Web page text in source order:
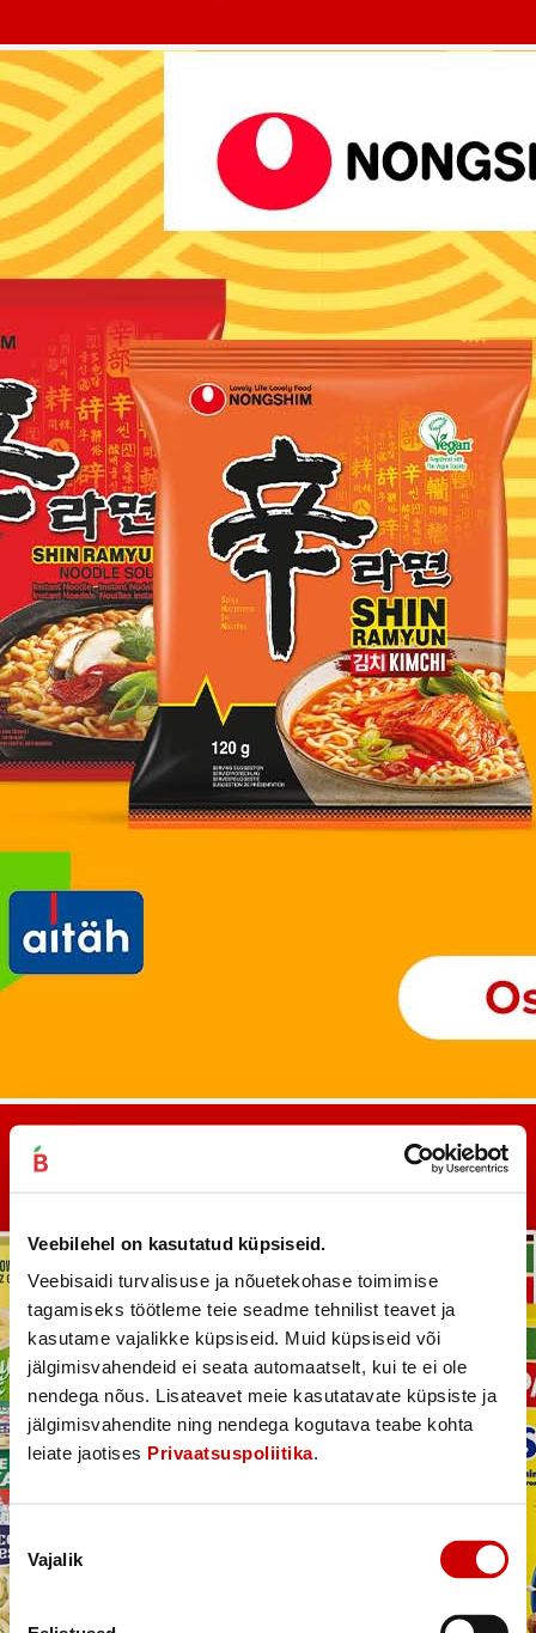
Veebilehel on kasutatud küpsiseid.
Veebisaidi turvalisuse ja nõuetekohase toimimise
tagamiseks töötleme teie seadme tehnilist teavet ja
kasutame vajalikke küpsiseid. Muid küpsiseid või
jälgimisvahendeid ei seata automaatselt, kui te ei ole
nendega nõus. Lisateavet meie kasutatavate küpsiste ja
jälgimisvahendite ning nendega kogutava teabe kohta
leiate jaotises Privaatsuspoliitika.
Nõusoleku
valikVajalik